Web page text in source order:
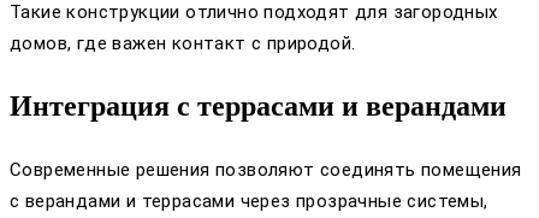
Такие конструкции отлично подходят для загородных
домов, где важен контакт с природой.
Интеграция с террасами и верандами
Современные решения позволяют соединять помещения
с верандами и террасами через прозрачные системы,